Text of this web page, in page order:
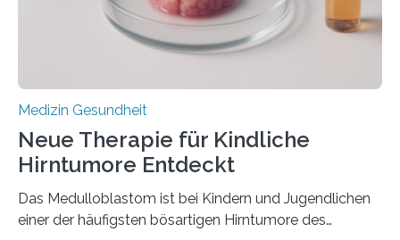
sich die linke Herzkammer verdickt, der Herzmuskel zu
stark kontrahiert…
Medizin Gesundheit
Neue Therapie für Kindliche
Hirntumore Entdeckt
Das Medulloblastom ist bei Kindern und Jugendlichen
einer der häufigsten bösartigen Hirntumore des